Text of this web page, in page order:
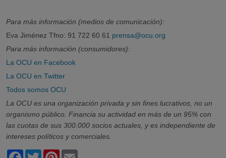
Para más información (medios de comunicación):
Eva Jiménez Tfno: 91 722 60 61 prensa@ocu.org
Para más información (consumidores):
La OCU en Facebook
La OCU en Twitter
Todos somos OCU
La OCU es una organización privada y sin fines lucrativos, no un
organismo público. Financia su actividad en más de un 95% con
las cuotas de sus 300.000 socios actuales, y es independiente de
intereses políticos y comerciales.
Facebook
TwitterPinterest